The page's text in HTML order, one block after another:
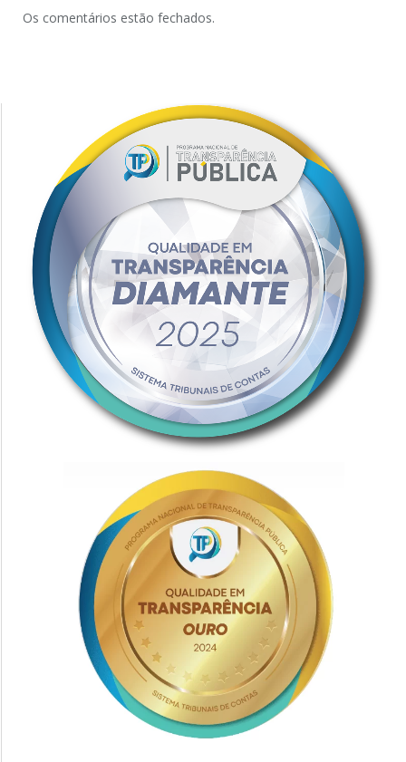
Os comentários estão fechados.